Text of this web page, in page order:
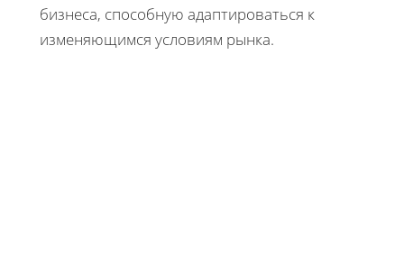
бизнеса, способную адаптироваться к
изменяющимся условиям рынка.